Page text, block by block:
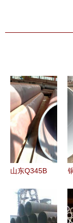
山东Q345B
钢管
（8912）